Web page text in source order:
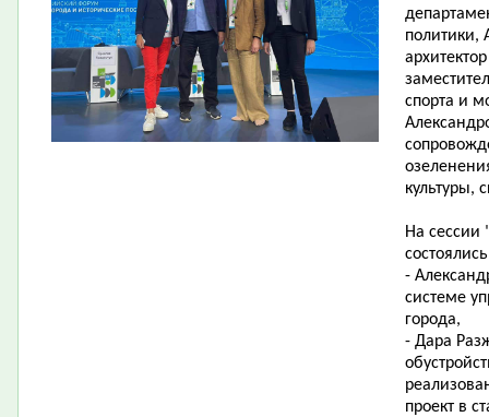
политики,
спорта и
культуры,
На сессии
-
системе
города,
- Дара
проект в